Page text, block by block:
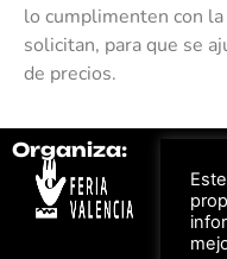
lo cumplimenten con
solicitan, para que se
de precios.
Organiza:
los